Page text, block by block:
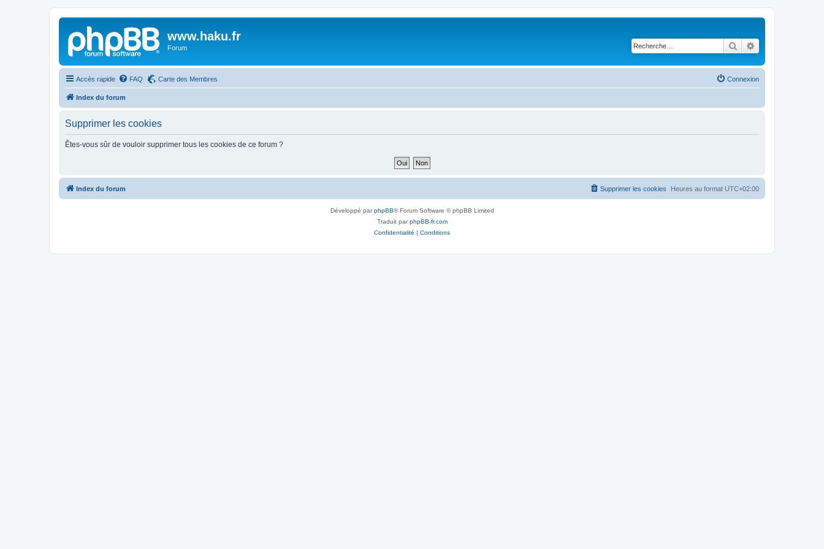
www.haku.fr
Forum Rechercher
Accès rapide FAQ Carte des Membres Connexion
Index du forum
Supprimer les cookies
Êtes-vous sûr de vouloir supprimer tous les cookies de ce forum ?
Index du forum Heures au format UTC+02:00
Supprimer les cookies
Développé parphpBB® Forum Software © phpBB Limited
Traduit parphpBB-fr.com
Confidentialité | Conditions